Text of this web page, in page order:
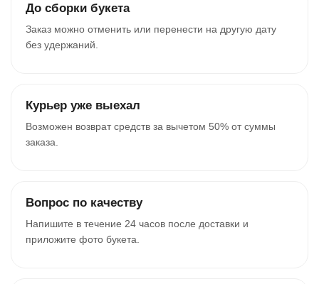
До сборки букета
Заказ можно отменить или перенести на другую дату
без удержаний.
Курьер уже выехал
Возможен возврат средств за вычетом 50% от суммы
заказа.
Вопрос по качеству
Напишите в течение 24 часов после доставки и
приложите фото букета.